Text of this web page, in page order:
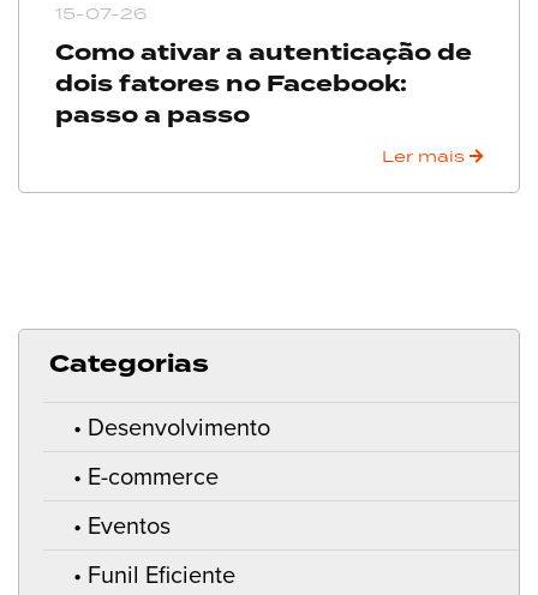
15-07-26
Como ativar a autenticação de
dois fatores no Facebook:
passo a passo
Ler mais
Categorias
Desenvolvimento
E-commerce
Eventos
Funil Eficiente